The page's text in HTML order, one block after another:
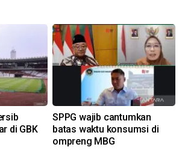
di GBK
SPPG wajib cantumkan
batas waktu konsumsi di
ompreng MBG